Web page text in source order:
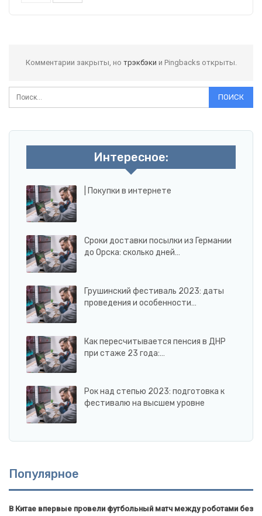
Комментарии закрыты, но трэкбэки и Pingbacks открыты.
Интересное:
| Покупки в интернете
Сроки доставки посылки из Германии
до Орска: сколько дней…
Грушинский фестиваль 2023: даты
проведения и особенности…
Как пересчитывается пенсия в ДНР
при стаже 23 года:…
Рок над степью 2023: подготовка к
фестивалю на высшем уровне
Популярное
В Китае впервые провели футбольный матч между роботами без